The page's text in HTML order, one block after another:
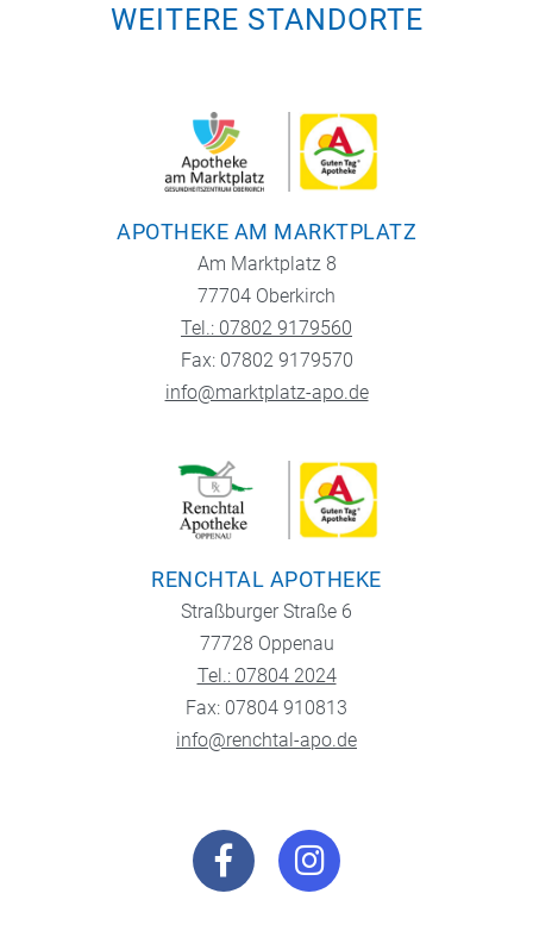
WEITERE STANDORTE
APOTHEKE AM MARKTPLATZ
Am Marktplatz 8
77704 Oberkirch
Tel.: 07802 9179560
Fax: 07802 9179570
info@marktplatz-apo.de
RENCHTAL APOTHEKE
Straßburger Straße 6
77728 Oppenau
Tel.: 07804 2024
Fax: 07804 910813
info@renchtal-apo.de